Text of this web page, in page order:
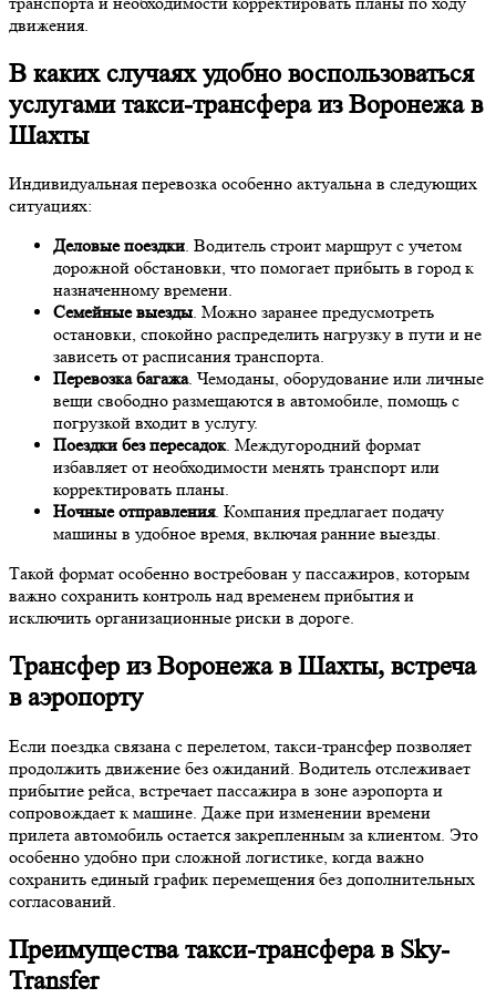
движения.
В каких случаях удобно воспользоваться
услугами такси-трансфера из Воронежа в
Шахты
Индивидуальная перевозка особенно актуальна в следующих
ситуациях:
Деловые поездки. Водитель строит маршрут с учетом
дорожной обстановки, что помогает прибыть в город к
назначенному времени.
Семейные выезды. Можно заранее предусмотреть
остановки, спокойно распределить нагрузку в пути и не
зависеть от расписания транспорта.
Перевозка багажа. Чемоданы, оборудование или личные
вещи свободно размещаются в автомобиле, помощь с
погрузкой входит в услугу.
Поездки без пересадок. Междугородний формат
избавляет от необходимости менять транспорт или
корректировать планы.
Ночные отправления. Компания предлагает подачу
машины в удобное время, включая ранние выезды.
Такой формат особенно востребован у пассажиров, которым
важно сохранить контроль над временем прибытия и
исключить организационные риски в дороге.
Трансфер из Воронежа в Шахты, встреча
в аэропорту
Если поездка связана с перелетом, такси-трансфер позволяет
продолжить движение без ожиданий. Водитель отслеживает
прибытие рейса, встречает пассажира в зоне аэропорта и
сопровождает к машине. Даже при изменении времени
прилета автомобиль остается закрепленным за клиентом. Это
особенно удобно при сложной логистике, когда важно
сохранить единый график перемещения без дополнительных
согласований.
Преимущества такси-трансфера в Sky-
Transfer